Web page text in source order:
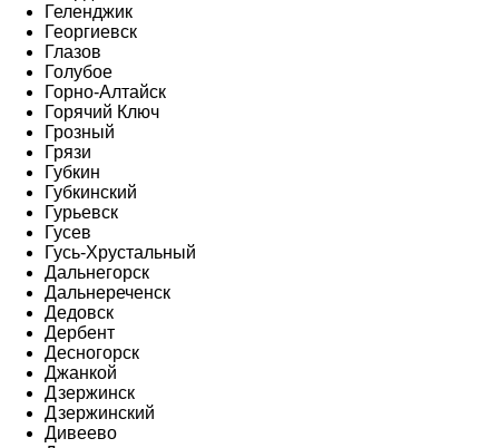
Геленджик
Георгиевск
Глазов
Голубое
Горно-Алтайск
Горячий Ключ
Грозный
Грязи
Губкин
Губкинский
Гурьевск
Гусев
Гусь-Хрустальный
Дальнегорск
Дальнереченск
Дедовск
Дербент
Десногорск
Джанкой
Дзержинск
Дзержинский
Дивеево